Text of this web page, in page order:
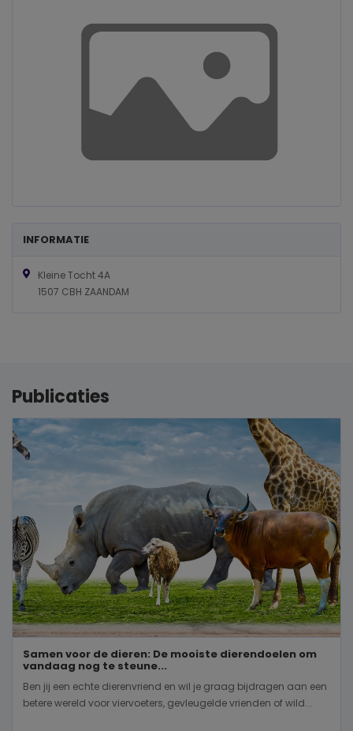
INFORMATIE
Kleine Tocht 4A
1507 CBH ZAANDAM
Publicaties
Samen voor de dieren: De mooiste dierendoelen om
vandaag nog te steune...
Ben jij een echte dierenvriend en wil je graag bijdragen aan een
betere wereld voor viervoeters, gevleugelde vrienden of wild...